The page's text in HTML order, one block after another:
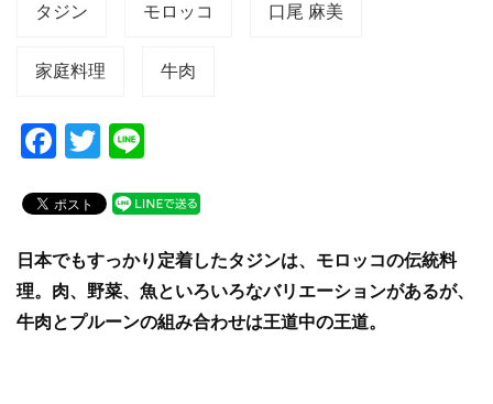
タジン モロッコ 口尾 麻美
家庭料理 牛肉
F
c
e
b
o
T
tt
er
e
日本でもすっかり定着したタジンは、モロッコの伝統料
理。肉、野菜、魚といろいろなバリエーションがあるが、
牛肉とプルーンの組み合わせは王道中の王道。